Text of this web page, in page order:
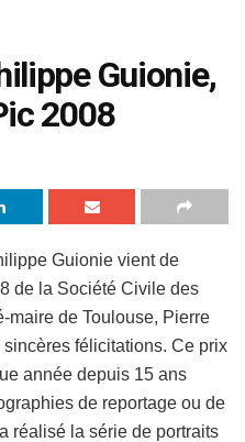
Guionie,
2008
Guionie vient de
de la Société Civile des
maire de Toulouse, Pierre
félicitations. Ce prix
année depuis 15 ans
de reportage ou de
réalisé la série de portraits